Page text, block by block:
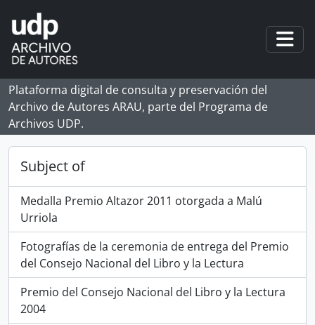
Skip to main content
Plataforma digital de consulta y preservación del
Archivo de Autores ARAU, parte del Programa de
Archivos UDP.
Subject of
Medalla Premio Altazor 2011 otorgada a Malú
Urriola
Fotografías de la ceremonia de entrega del Premio
del Consejo Nacional del Libro y la Lectura
Premio del Consejo Nacional del Libro y la Lectura
2004